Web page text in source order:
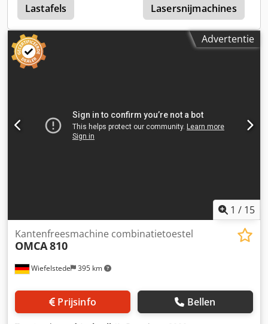
Lastafels Lasersnijmachines
Advertentie
1 / 15
Wiefelstede 395 km
Kantenfreesmachine combinatietoestel
OMCA810
Prijsinfo Bellen